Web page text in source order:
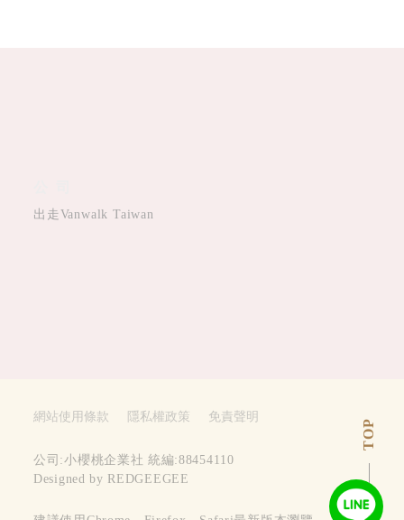
出走Vanwalk Taiwan
TOP
網站使用條款 隱私權政策 免責聲明
公司:小櫻桃企業社 統編:88454110
Designed by REDGEEGEE